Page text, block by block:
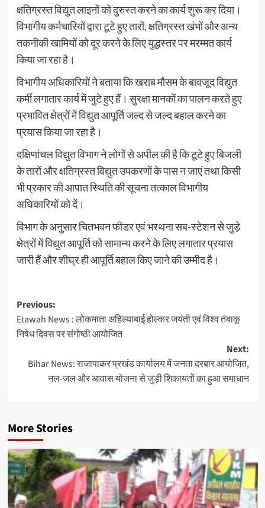
क्षतिग्रस्त विद्युत लाइनों को दुरुस्त करने का कार्य शुरू कर दिया।
विभागीय कर्मचारियों द्वारा टूटे हुए तारों, क्षतिग्रस्त खंभों और अन्य
तकनीकी खामियों को दूर करने के लिए युद्धस्तर पर मरम्मत कार्य
किया जा रहा है।
विभागीय अधिकारियों ने बताया कि खराब मौसम के बावजूद विद्युत
कर्मी लगातार कार्य में जुटे हुए हैं। सुरक्षा मानकों का पालन करते हुए
प्रभावित क्षेत्रों में विद्युत आपूर्ति जल्द से जल्द बहाल करने का
प्रयास किया जा रहा है।
दक्षिणांचल विद्युत विभाग ने लोगों से अपील की है कि टूटे हुए बिजली
के तारों और क्षतिग्रस्त विद्युत उपकरणों के पास न जाएं तथा किसी
भी प्रकार की आपात स्थिति की सूचना तत्काल विभागीय
अधिकारियों को दें।
विभाग के अनुसार चितभवन फीडर एवं भरथना सब-स्टेशन से जुड़े
क्षेत्रों में विद्युत आपूर्ति को सामान्य करने के लिए लगातार प्रयास
जारी हैं और शीघ्र ही आपूर्ति बहाल किए जाने की उम्मीद है।
Post
navigation
Previous:
Etawah News : लोकमाता अहिल्याबाई होल्कर जयंती एवं विश्व तंबाकू
निषेध दिवस पर संगोष्ठी आयोजित
Next:
Bihar News: राजापाकर प्रखंड कार्यालय में जनता दरबार आयोजित,
नल-जल और आवास योजना से जुड़ी शिकायतों का हुआ समाधान
More Stories